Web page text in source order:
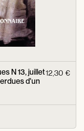
N 13, juillet
d'un
12,30 €